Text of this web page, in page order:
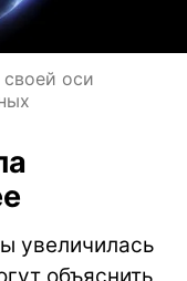
оси
увеличилась